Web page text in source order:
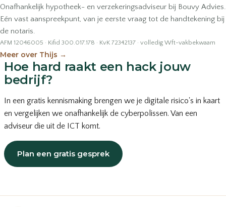
Onafhankelijk hypotheek- en verzekeringsadviseur bij Bouvy Advies.
Eén vast aanspreekpunt, van je eerste vraag tot de handtekening bij
de notaris.
AFM 12046005 · Kifid 300.017.178 · KvK 72342137 · volledig Wft-vakbekwaam
Meer over Thijs →
Hoe hard raakt een hack jouw
bedrijf?
In een gratis kennismaking brengen we je digitale risico's in kaart
en vergelijken we onafhankelijk de cyberpolissen. Van een
adviseur die uit de ICT komt.
Plan een gratis gesprek